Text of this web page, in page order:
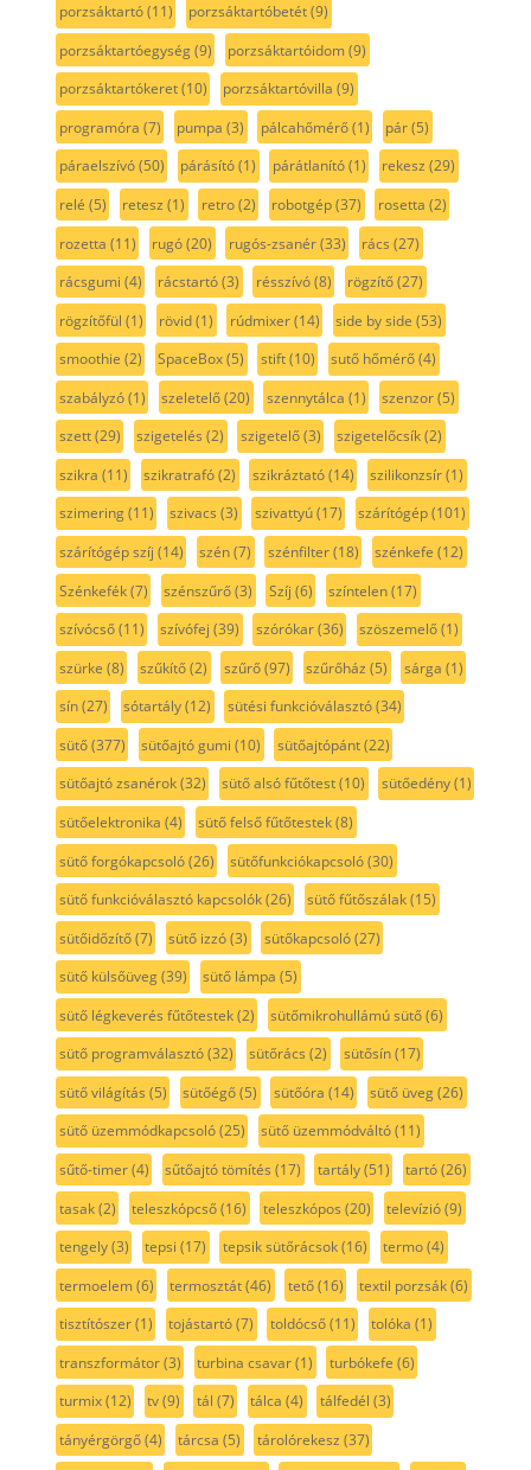
porzsáktartó(11) porzsáktartóbetét(9)
porzsáktartóegység(9) porzsáktartóidom(9)
porzsáktartókeret(10) porzsáktartóvilla (9)
programóra (7) pumpa (3) pálcahőmérő(1) pár(5)
páraelszívó(50) párásító(1) párátlanító(1) rekesz (29)
relé (5) retesz (1) retro(2) robotgép(37) rosetta (2)
rozetta (11) rugó(20) rugós-zsanér(33) rács (27)
rácsgumi (4) rácstartó(3) résszívó(8) rögzítő(27)
rögzítőfül (1) rövid(1) rúdmixer(14) side by side (53)
smoothie (2) SpaceBox(5) stift(10) sutő hőmérő(4)
szabályzó(1) szeletelő(20) szennytálca (1) szenzor(5)
szett(29) szigetelés (2) szigetelő(3) szigetelőcsík(2)
szikra (11) szikratrafó(2) szikráztató(14) szilikonzsír(1)
szimering(11) szivacs (3) szivattyú(17) szárítógép(101)
szárítógép szíj (14) szén(7) szénfilter(18) szénkefe (12)
Szénkefék(7) szénszűrő(3) Szíj (6) színtelen(17)
szívócső(11) szívófej (39) szórókar(36) szöszemelő(1)
szürke (8) szűkítő(2) szűrő(97) szűrőház (5) sárga (1)
sín(27) sótartály(12) sütési funkcióválasztó(34)
sütő(377) sütőajtó gumi (10) sütőajtópánt(22)
sütőajtó zsanérok(32) sütő alsó fűtőtest(10) sütőedény(1)
sütőelektronika (4) sütő felső fűtőtestek(8)
sütő forgókapcsoló(26) sütőfunkciókapcsoló(30)
sütő funkcióválasztó kapcsolók(26) sütő fűtőszálak(15)
sütőidőzítő(7) sütő izzó(3) sütőkapcsoló(27)
sütő külsőüveg(39) sütő lámpa (5)
sütő légkeverés fűtőtestek(2) sütőmikrohullámú sütő(6)
sütő programválasztó(32) sütőrács (2) sütősín(17)
sütő világítás (5) sütőégő(5) sütőóra (14) sütő üveg(26)
sütő üzemmódkapcsoló(25) sütő üzemmódváltó(11)
sűtő-timer(4) sűtőajtó tömítés (17) tartály(51) tartó(26)
tasak(2) teleszkópcső(16) teleszkópos (20) televízió(9)
tengely(3) tepsi (17) tepsik sütőrácsok(16) termo(4)
termoelem(6) termosztát(46) tető(16) textil porzsák(6)
tisztítószer(1) tojástartó(7) toldócső(11) tolóka (1)
transzformátor(3) turbina csavar(1) turbókefe (6)
turmix(12) tv(9) tál (7) tálca (4) tálfedél (3)
tányérgörgő(4) tárcsa (5) tárolórekesz (37)